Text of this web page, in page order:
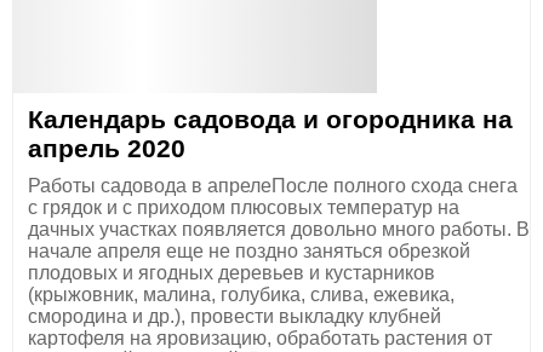
Календарь садовода и огородника на
апрель 2020
Работы садовода в апрелеПосле полного схода снега
с грядок и с приходом плюсовых температур на
дачных участках появляется довольно много работы. В
начале апреля еще не поздно заняться обрезкой
плодовых и ягодных деревьев и кустарников
(крыжовник, малина, голубика, слива, ежевика,
смородина и др.), провести выкладку клубней
картофеля на яровизацию, обработать растения от